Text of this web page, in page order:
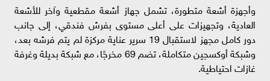
وأجهزة أشعة متطورة، تشمل جهاز أشعة مقطعية وآخر للأشعة
العادية، وتجهيزات على أعلى مستوى بفرش فندقي، إلى جانب
دور كامل مجهز لاستقبال 19 سرير عناية مركزة لم يتم فرشه بعد،
وشبكة أوكسجين متكاملة، تضم 69 مخرجًا، مع شبكة بديلة وغرفة
غازات احتياطية.